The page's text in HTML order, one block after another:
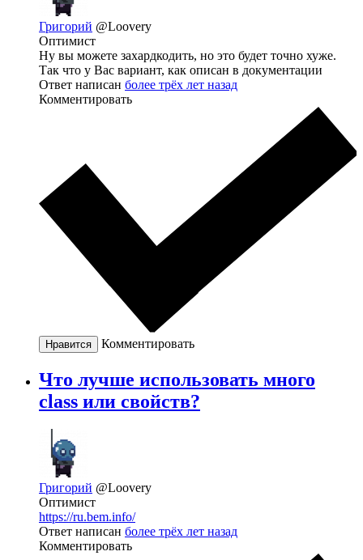
Григорий @Loovery
Оптимист
Ну вы можете захардкодить, но это будет точно хуже.
Так что у Вас вариант, как описан в документации
Ответ написан более трёх лет назад
Комментировать
Нравится Комментировать
Что лучше использовать много
class или свойств?
Григорий @Loovery
Оптимист
https://ru.bem.info/
Ответ написан более трёх лет назад
Комментировать